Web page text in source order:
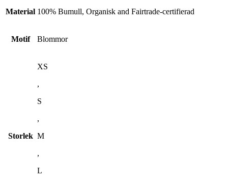
Material 100% Bumull, Organisk and Fairtrade-certifierad
Motif Blommor
Storlek
XS
,
S
,
M
,
L